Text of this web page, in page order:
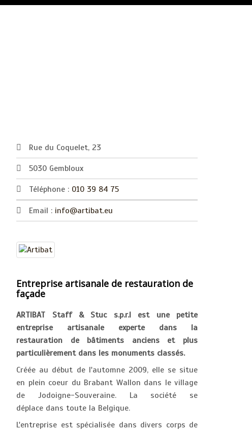
Rue du Coquelet, 23
5030 Gembloux
Téléphone : 010 39 84 75
Email : info@artibat.eu
Entreprise artisanale de restauration de
façade
ARTIBAT Staff & Stuc s.p.r.l est une petite
entreprise artisanale experte dans la
restauration de bâtiments anciens et plus
particulièrement dans les monuments classés.
Créée au début de l'automne 2009, elle se situe
en plein coeur du Brabant Wallon dans le village
de Jodoigne-Souveraine. La société se
déplace dans toute la Belgique.
L'entreprise est spécialisée dans divers corps de